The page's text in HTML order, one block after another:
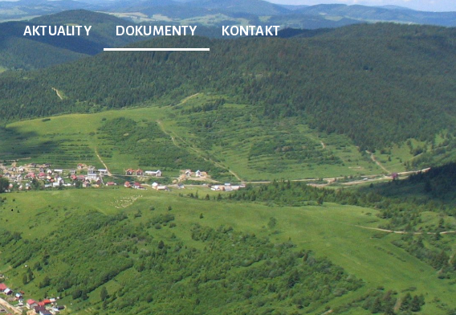
AKTUALITY DOKUMENTY KONTAKT